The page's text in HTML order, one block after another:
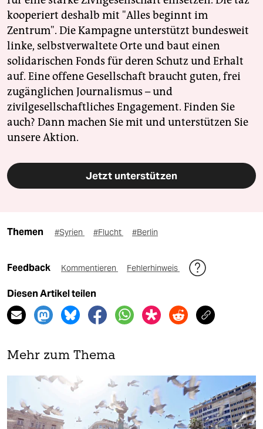
kooperiert deshalb mit "Alles beginnt im
Zentrum". Die Kampagne unterstützt bundesweit
linke, selbstverwaltete Orte und baut einen
solidarischen Fonds für deren Schutz und Erhalt
auf. Eine offene Gesellschaft braucht guten, frei
zugänglichen Journalismus – und
zivilgesellschaftliches Engagement. Finden Sie
auch? Dann machen Sie mit und unterstützen Sie
unsere Aktion.
Jetzt unterstützen
Themen #Syrien #Flucht #Berlin
Feedback Kommentieren Fehlerhinweis
Diesen Artikel teilen
Mehr zum Thema